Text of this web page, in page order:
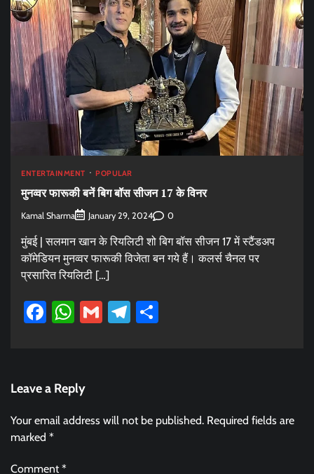
ENTERTAINMENT POPULAR
मुनव्वर फारूकी बनें बिग बॉस सीजन 17 के विनर
Kamal Sharma January 29, 2024 0
मुंबई | सलमान खान के रियलिटी शो बिग बॉस सीजन 17 में स्टैंडअप
कॉमेडियन मुनव्वर फारूकी विजेता बन गये हैं। कलर्स चैनल पर
प्रसारित रियलिटी […]
Facebook
WhatsApp
GmailTelegram
Leave a Reply
Your email address will not be published. Required fields are
marked *
Comment*